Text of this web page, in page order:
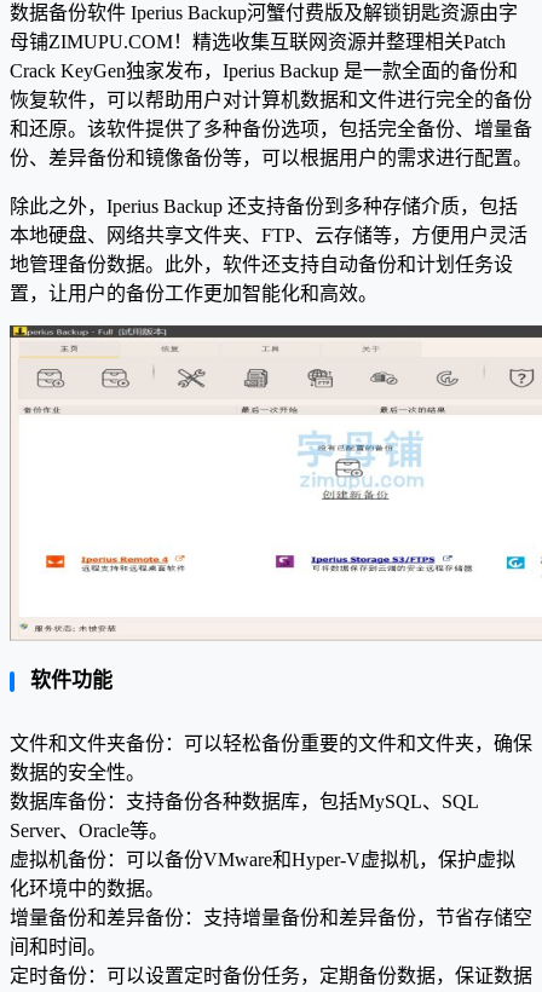
数据备份软件 Iperius Backup河蟹付费版及解锁钥匙资源由字
母铺ZIMUPU.COM！精选收集互联网资源并整理相关Patch
Crack KeyGen独家发布，Iperius Backup 是一款全面的备份和
恢复软件，可以帮助用户对计算机数据和文件进行完全的备份
和还原。该软件提供了多种备份选项，包括完全备份、增量备
份、差异备份和镜像备份等，可以根据用户的需求进行配置。
除此之外，Iperius Backup 还支持备份到多种存储介质，包括
本地硬盘、网络共享文件夹、FTP、云存储等，方便用户灵活
地管理备份数据。此外，软件还支持自动备份和计划任务设
置，让用户的备份工作更加智能化和高效。
软件功能
文件和文件夹备份：可以轻松备份重要的文件和文件夹，确保
数据的安全性。
数据库备份：支持备份各种数据库，包括MySQL、SQL
Server、Oracle等。
虚拟机备份：可以备份VMware和Hyper-V虚拟机，保护虚拟
化环境中的数据。
增量备份和差异备份：支持增量备份和差异备份，节省存储空
间和时间。
定时备份：可以设置定时备份任务，定期备份数据，保证数据